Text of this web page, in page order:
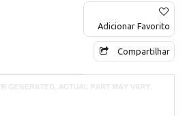
Adicionar Favorito
Compartilhar